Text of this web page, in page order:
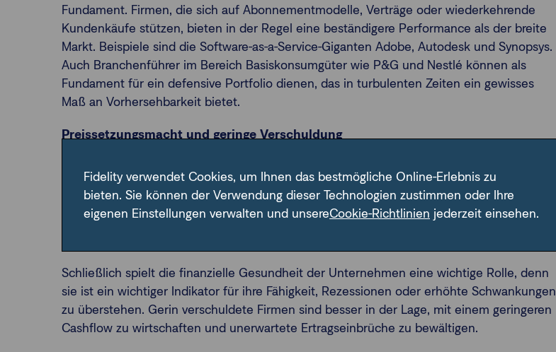
Fundament. Firmen, die sich auf Abonnementmodelle, Verträge oder wiederkehrende
Kundenkäufe stützen, bieten in der Regel eine beständigere Performance als der breite
Markt. Beispiele sind die Software-as-a-Service-Giganten Adobe, Autodesk und Synopsys.
Auch Branchenführer im Bereich Basiskonsumgüter wie P&G und Nestlé können als
Fundament für ein defensive Portfolio dienen, das in turbulenten Zeiten ein gewisses
Maß an Vorhersehbarkeit bietet.
Preissetzungsmacht und geringe Verschuldung
Preissetzungsmacht, die ihre Preise ohne nennenswerte Auswirkungen auf die Nachfrage
anpassen können. Der Luxusriese LVMH ist ein Beispiel dafür, wie eine Kombination aus
Preisstrategie und hohen Gewinnspannen für die dringend benötigte Stabilität sorgen
Schließlich spielt die finanzielle Gesundheit der Unternehmen eine wichtige Rolle, denn
sie ist ein wichtiger Indikator für ihre Fähigkeit, Rezessionen oder erhöhte Schwankungen
zu überstehen. Gerin verschuldete Firmen sind besser in der Lage, mit einem geringeren
Cashflow zu wirtschaften und unerwartete Ertragseinbrüche zu bewältigen.
Fidelity verwendet Cookies, um Ihnen das bestmögliche Online-Erlebnis zu
bieten. Sie können der Verwendung dieser Technologien zustimmen oder Ihre
eigenen Einstellungen verwalten und unsereCookie-Richtlinien jederzeit einsehen.